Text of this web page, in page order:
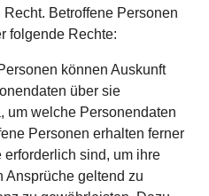
Betroffene Personen
folgende Rechte:
können Auskunft
über sie
um welche Personen­daten
Personen erhalten ferner
erforder­lich sind, um ihre
Ansprüche geltend zu